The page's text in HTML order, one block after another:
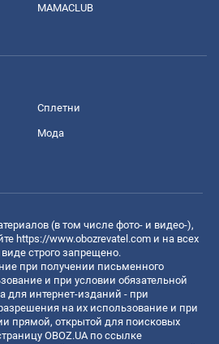
MAMACLUB
Сплетни
Мода
(в том числе фото- и видео-),
https://www.obozrevatel.com и на всех
строго запрещено.
при получении письменного
и при условии обязательной
для интернет-изданий - при
на их использование и при
прямой, открытой для поисковых
OBOZ.UA по ссылке